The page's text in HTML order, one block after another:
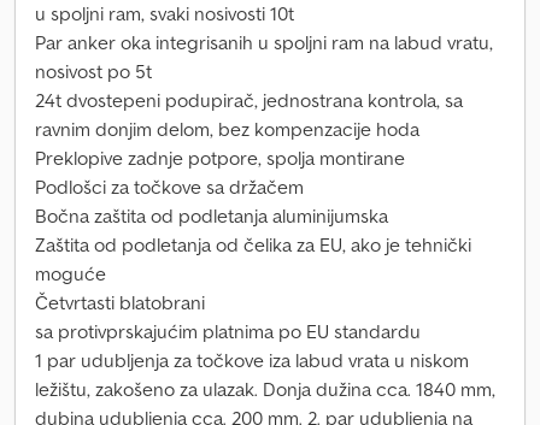
u spoljni ram, svaki nosivosti 10t
Par anker oka integrisanih u spoljni ram na labud vratu,
nosivost po 5t
24t dvostepeni podupirač, jednostrana kontrola, sa
ravnim donjim delom, bez kompenzacije hoda
Preklopive zadnje potpore, spolja montirane
Podlošci za točkove sa držačem
Bočna zaštita od podletanja aluminijumska
Zaštita od podletanja od čelika za EU, ako je tehnički
moguće
Četvrtasti blatobrani
sa protivprskajućim platnima po EU standardu
1 par udubljenja za točkove iza labud vrata u niskom
ležištu, zakošeno za ulazak. Donja dužina cca. 1840 mm,
dubina udubljenja cca. 200 mm. 2. par udubljenja na